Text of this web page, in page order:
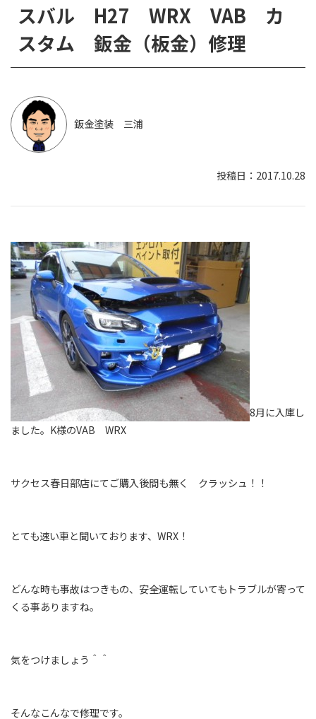
スバル H27 WRX VAB カ
スタム 鈑金（板金）修理
鈑金塗装 三浦
2017.10.28
8月に入庫し
ました。K様のVAB WRX
サクセス春日部店にてご購入後間も無く クラッシュ！！
とても速い車と聞いております、WRX！
どんな時も事故はつきもの、安全運転していてもトラブルが寄って
くる事ありますね。
気をつけましょう＾＾
そんなこんなで修理です。